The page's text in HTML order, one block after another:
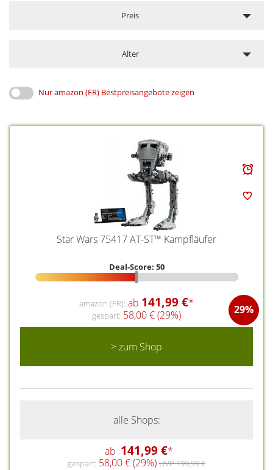
Preis
Alter
Nur amazon (FR) Bestpreisangebote zeigen
Star Wars 75417 AT-ST™ Kampfläufer
Deal-Score: 50
amazon (FR): ab 141,99 €*
29%
gespart: 58,00 € (29%)
> zum Shop
alle Shops:
ab 141,99 €*
gespart: 58,00 € (29%) UVP 199,99 €